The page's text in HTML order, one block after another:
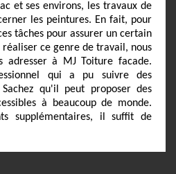
et ses environs, les travaux de
les peintures. En fait, pour
tâches pour assurer un certain
ce genre de travail, nous
adresser à MJ Toiture facade.
qui a pu suivre des
qu'il peut proposer des
à beaucoup de monde.
supplémentaires, il suffit de